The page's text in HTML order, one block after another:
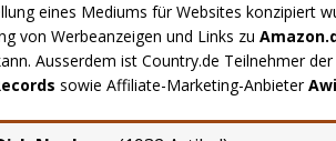
eines Mediums für Websites konzipiert
von Werbeanzeigen und Links zu
Ausserdem ist Country.de Teilnehmer
sowie Affiliate-Marketing-Anbieter